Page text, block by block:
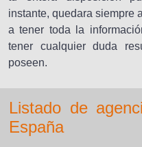
instante, quedara siempre
a tener toda la
tener cualquier duda
poseen.
Listado de
España